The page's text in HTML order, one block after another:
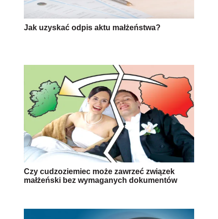
Jak uzyskać odpis aktu małżeństwa?
Czy cudzoziemiec może zawrzeć związek
małżeński bez wymaganych dokumentów